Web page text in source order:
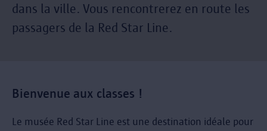
dans la ville. Vous rencontrerez en route les
passagers de la Red Star Line.
Bienvenue aux classes !
Le musée Red Star Line est une destination idéale pour